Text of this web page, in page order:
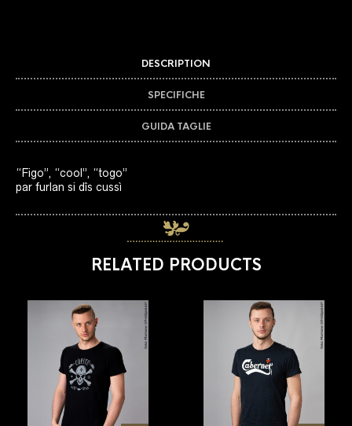
DESCRIPTION
SPECIFICHE
GUIDA TAGLIE
“Figo”, “cool”, “togo”
par furlan si dîs cussì
RELATED PRODUCTS